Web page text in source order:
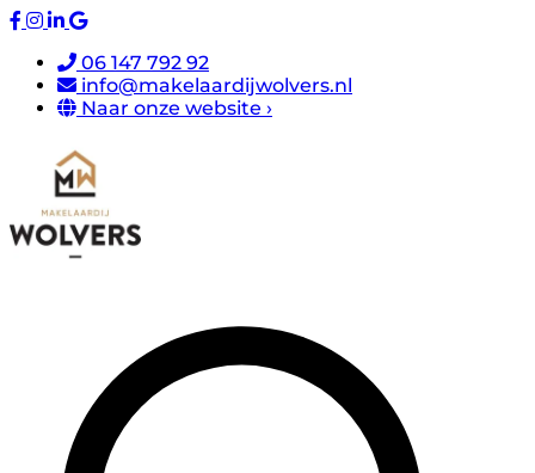
06 147 792 92
info@makelaardijwolvers.nl
Naar onze website ›